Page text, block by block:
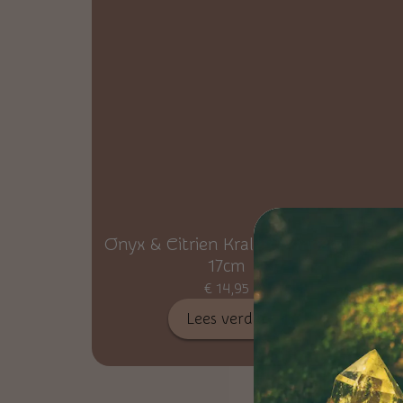
Onyx & Citrien Kralen Armband
17cm
€ 14,95
Lees verder